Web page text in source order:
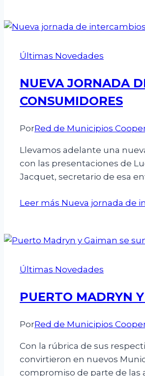
Últimas Novedades
NUEVA JORNADA
CONSUMIDORES
PorRed de Municipios
Llevamos adelante una
con las presentaciones de
Jacquet, secretario de esa
Leer más Nueva jornada de
Últimas Novedades
PUERTO MADRYN
PorRed de Municipios
Con la rúbrica de sus
convirtieron en nuevos
compromiso de parte de las